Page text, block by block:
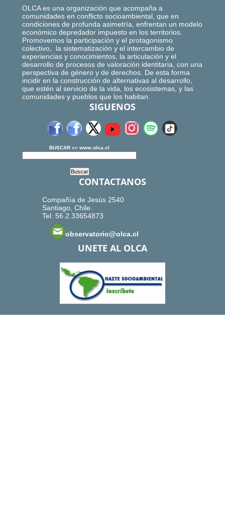
OLCA es una organización que acompaña a
comunidades en conflicto socioambiental, que en
condiciones de profunda asimetría, enfrentan un modelo
económico depredador impuesto en los territorios.
Promovemos la participación y el protagonismo
colectivo, la sistematización y el intercambio de
experiencias y conocimientos, la articulación y el
desarrollo de procesos de valoración identitaria, con una
perspectiva de género y de derechos. De esta forma
incidir en la construcción de alternativas al desarrollo,
que estén al servicio de la vida, los ecosistemas, y las
comunidades y pueblos que los habitan.
SIGUENOS
BUSCAR en www.olca.cl
CONTACTANOS
Compañía de Jesús 2540
Santiago, Chile.
Tel: 56.2.33654873
observatorio@olca.cl
UNETE AL OLCA